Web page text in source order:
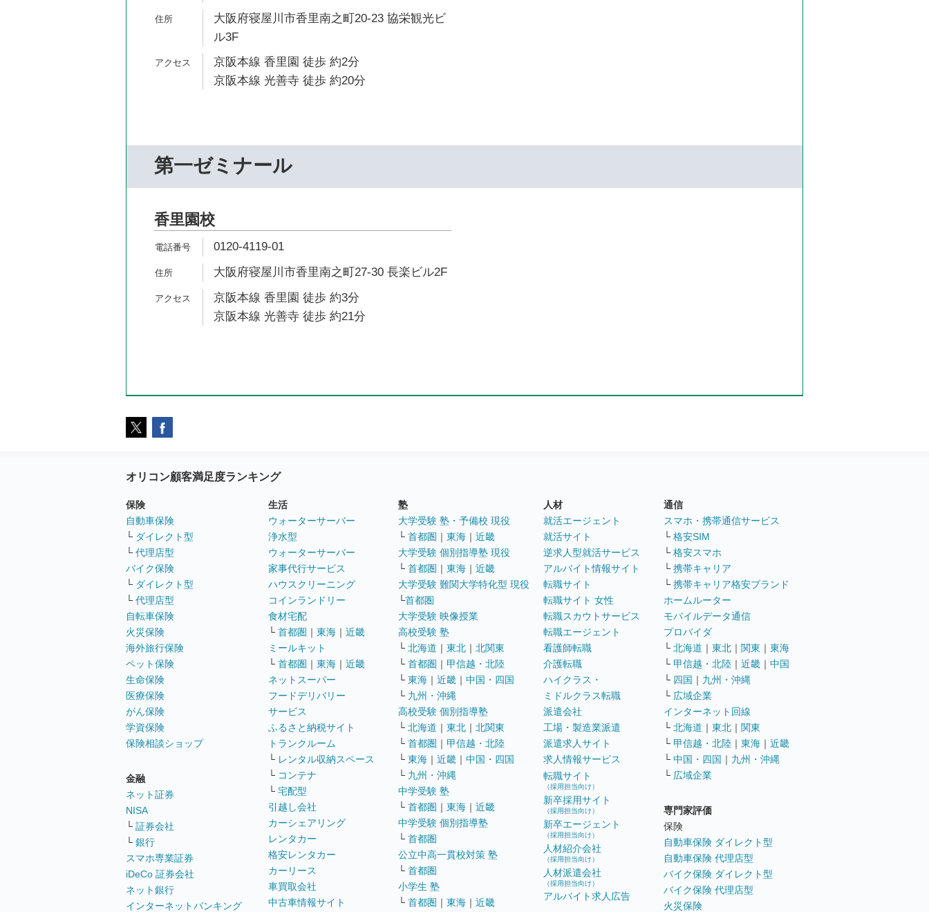
大阪府寝屋川市香里南之町20-23 協栄観光ビ
ル3F
京阪本線 香里園 徒歩 約2分
京阪本線 光善寺 徒歩 約20分
第一ゼミナール
香里園校
0120-4119-01
大阪府寝屋川市香里南之町27-30 長楽ビル2F
京阪本線 香里園 徒歩 約3分
京阪本線 光善寺 徒歩 約21分
オリコン顧客満足度ランキング
保険
自動車保険
└ ダイレクト型
└ 代理店型
バイク保険
└ ダイレクト型
└ 代理店型
自転車保険
火災保険
海外旅行保険
ペット保険
生命保険
医療保険
がん保険
学資保険
保険相談ショップ
金融
ネット証券
NISA
└ 証券会社
└ 銀行
スマホ専業証券
iDeCo 証券会社
ネット銀行
インターネットバンキング
生活
ウォーターサーバー
浄水型
ウォーターサーバー
家事代行サービス
ハウスクリーニング
コインランドリー
食材宅配
└ 首都圏 ｜ 東海 ｜ 近畿
ミールキット
└ 首都圏 ｜ 東海 ｜ 近畿
ネットスーパー
フードデリバリー
サービス
ふるさと納税サイト
トランクルーム
└ レンタル収納スペース
└ コンテナ
└ 宅配型
引越し会社
カーシェアリング
レンタカー
格安レンタカー
カーリース
車買取会社
中古車情報サイト
塾
大学受験 塾・予備校 現役
└ 首都圏 ｜ 東海 ｜ 近畿
大学受験 個別指導塾 現役
└ 首都圏 ｜ 東海 ｜ 近畿
大学受験 難関大学特化型 現役
└首都圏
大学受験 映像授業
高校受験 塾
└ 北海道 ｜ 東北 ｜ 北関東
└ 首都圏 ｜ 甲信越・北陸
└ 東海 ｜ 近畿 ｜ 中国・四国
└ 九州・沖縄
高校受験 個別指導塾
└ 北海道 ｜ 東北 ｜ 北関東
└ 首都圏 ｜ 甲信越・北陸
└ 東海 ｜ 近畿 ｜ 中国・四国
└ 九州・沖縄
中学受験 塾
└ 首都圏 ｜ 東海 ｜ 近畿
中学受験 個別指導塾
└ 首都圏
公立中高一貫校対策 塾
└ 首都圏
小学生 塾
└ 首都圏 ｜ 東海 ｜ 近畿
人材
就活エージェント
就活サイト
逆求人型就活サービス
アルバイト情報サイト
転職サイト
転職サイト 女性
転職スカウトサービス
転職エージェント
看護師転職
介護転職
ハイクラス・
ミドルクラス転職
派遣会社
工場・製造業派遣
派遣求人サイト
求人情報サービス
転職サイト
（採用担当向け）
新卒採用サイト
（採用担当向け）
新卒エージェント
（採用担当向け）
人材紹介会社
（採用担当向け）
人材派遣会社
（採用担当向け）
アルバイト求人広告
通信
スマホ・携帯通信サービス
└ 格安SIM
└ 格安スマホ
└ 携帯キャリア
└ 携帯キャリア格安ブランド
ホームルーター
モバイルデータ通信
プロバイダ
└ 北海道 ｜ 東北 ｜ 関東 ｜ 東海
└ 甲信越・北陸 ｜ 近畿 ｜ 中国
└ 四国 ｜ 九州・沖縄
└ 広域企業
インターネット回線
└ 北海道 ｜ 東北 ｜ 関東
└ 甲信越・北陸 ｜ 東海 ｜ 近畿
└ 中国・四国 ｜ 九州・沖縄
└ 広域企業
専門家評価
保険
自動車保険 ダイレクト型
自動車保険 代理店型
バイク保険 ダイレクト型
バイク保険 代理店型
火災保険